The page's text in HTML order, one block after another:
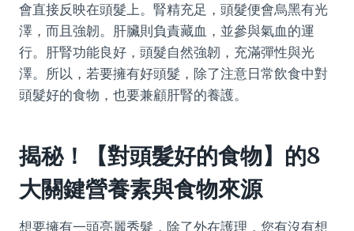
會直接反映在頭髮上。腎精充足，頭髮便會烏黑有光
澤，而且強韌。肝臟則負責藏血，並參與氣血的運
行。肝腎功能良好，頭髮自然強韌，充滿彈性與光
澤。所以，若要擁有好頭髮，除了注意日常飲食中對
頭髮好的食物，也要兼顧肝腎的養護。
揭秘！【對頭髮好的食物】的8
大關鍵營養素與食物來源
想要擁有一頭亮麗秀髮，除了外在護理，您有沒有想